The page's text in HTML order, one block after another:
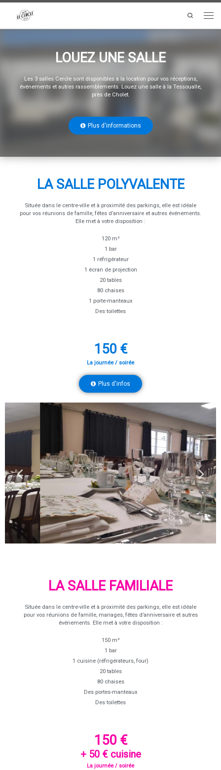
Search
LOUEZ UNE SALLE
Les 3 salles Cercle sont disponibles à la location pour vos réceptions,
événements et autres rassemblements. Louez une salle à la Tessoualle,
près de Cholet.
Plus d'informations
LA SALLE POLYVALENTE
Située dans le centre-ville et à proximité des parkings, elle est idéale
pour vos réunions de famille, fêtes d’anniversaire et autres événements.
Elle met à votre disposition :
120 m²
1 bar
1 réfrigérateur
1 écran de projection
20 tables
80 chaises
1 porte-manteaux
Des toilettes
150 €
La journée / soirée
Plus d'infos
LA SALLE FAMILIALE
Située dans le centre-ville et à proximité des parkings, elle est idéale
pour vos réunions de famille, mariages, fêtes d’anniversaire et autres
événements. Elle met à votre disposition :
150 m²
1 bar
1 cuisine (réfrigérateurs, four)
20 tables
80 chaises
Des portes-manteaux
Des toilettes
150 €
+ 50 € cuisine
La journée / soirée